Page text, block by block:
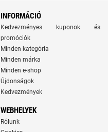
INFORMÁCIÓ
Kedvezményes kuponok és
promóciók
Minden kategória
Minden márka
Minden e-shop
Újdonságok
Kedvezmények
WEBHELYEK
Rólunk